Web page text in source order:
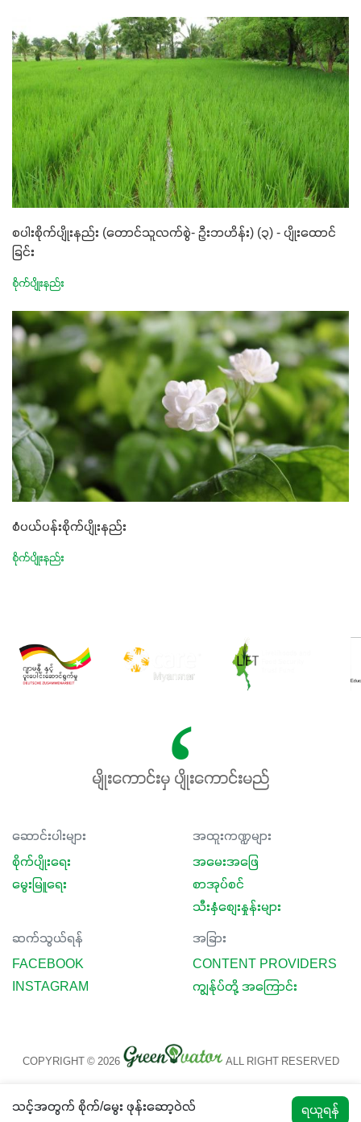
စပါးစိုက်ပျိုးနည်း (တောင်သူလက်စွဲ- ဦးဘဟိန်း) (၃) - ပျိုးထောင်
ခြင်း
စိုက်ပျိုးနည်း
စံပယ်ပန်းစိုက်ပျိုးနည်း
စိုက်ပျိုးနည်း
မျိုးကောင်းမှ ပျိုးကောင်းမည်
ဆောင်းပါးများ
စိုက်ပျိုးရေး
မွေးမြူရေး
အထူးကဏ္ဍများ
အမေးအဖြေ
စာအုပ်စင်
သီးနှံစျေးနှုန်းများ
ဆက်သွယ်ရန်
FACEBOOK
INSTAGRAM
အခြား
CONTENT PROVIDERS
ကျွန်ုပ်တို့ အကြောင်း
COPYRIGHT © 2026 ALL RIGHT RESERVED
သင့်အတွက် စိုက်/မွေး ဖုန်းဆော့ဝဲလ် ရယူရန်